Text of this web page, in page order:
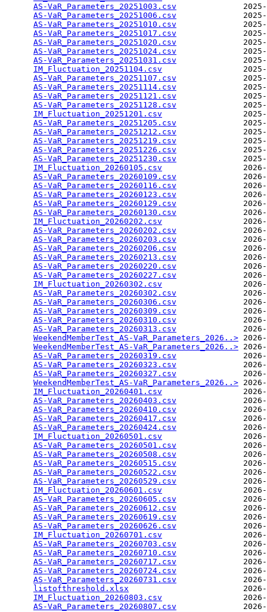
AS-VaR_Parameters_20251003.csv
AS-VaR_Parameters_20251006.csv
AS-VaR_Parameters_20251010.csv
AS-VaR_Parameters_20251017.csv
AS-VaR_Parameters_20251020.csv
AS-VaR_Parameters_20251024.csv
AS-VaR_Parameters_20251031.csv
IM_Fluctuation_20251104.csv
AS-VaR_Parameters_20251107.csv
AS-VaR_Parameters_20251114.csv
AS-VaR_Parameters_20251121.csv
AS-VaR_Parameters_20251128.csv
IM_Fluctuation_20251201.csv
AS-VaR_Parameters_20251205.csv
AS-VaR_Parameters_20251212.csv
AS-VaR_Parameters_20251219.csv
AS-VaR_Parameters_20251226.csv
AS-VaR_Parameters_20251230.csv
IM_Fluctuation_20260105.csv
AS-VaR_Parameters_20260109.csv
AS-VaR_Parameters_20260116.csv
AS-VaR_Parameters_20260123.csv
AS-VaR_Parameters_20260129.csv
AS-VaR_Parameters_20260130.csv
IM_Fluctuation_20260202.csv
AS-VaR_Parameters_20260202.csv
AS-VaR_Parameters_20260203.csv
AS-VaR_Parameters_20260206.csv
AS-VaR_Parameters_20260213.csv
AS-VaR_Parameters_20260220.csv
AS-VaR_Parameters_20260227.csv
IM_Fluctuation_20260302.csv
AS-VaR_Parameters_20260302.csv
AS-VaR_Parameters_20260306.csv
AS-VaR_Parameters_20260309.csv
AS-VaR_Parameters_20260310.csv
AS-VaR_Parameters_20260313.csv
WeekendMemberTest_AS-VaR_Parameters_2026..>
WeekendMemberTest_AS-VaR_Parameters_2026..>
AS-VaR_Parameters_20260319.csv
AS-VaR_Parameters_20260323.csv
AS-VaR_Parameters_20260327.csv
WeekendMemberTest_AS-VaR_Parameters_2026..>
IM_Fluctuation_20260401.csv
AS-VaR_Parameters_20260403.csv
AS-VaR_Parameters_20260410.csv
AS-VaR_Parameters_20260417.csv
AS-VaR_Parameters_20260424.csv
IM_Fluctuation_20260501.csv
AS-VaR_Parameters_20260501.csv
AS-VaR_Parameters_20260508.csv
AS-VaR_Parameters_20260515.csv
AS-VaR_Parameters_20260522.csv
AS-VaR_Parameters_20260529.csv
IM_Fluctuation_20260601.csv
AS-VaR_Parameters_20260605.csv
AS-VaR_Parameters_20260612.csv
AS-VaR_Parameters_20260619.csv
AS-VaR_Parameters_20260626.csv
IM_Fluctuation_20260701.csv
AS-VaR_Parameters_20260703.csv
AS-VaR_Parameters_20260710.csv
AS-VaR_Parameters_20260717.csv
AS-VaR_Parameters_20260724.csv
AS-VaR_Parameters_20260731.csv
listofthreshold.xlsx
IM_Fluctuation_20260803.csv
AS-VaR_Parameters_20260807.csv